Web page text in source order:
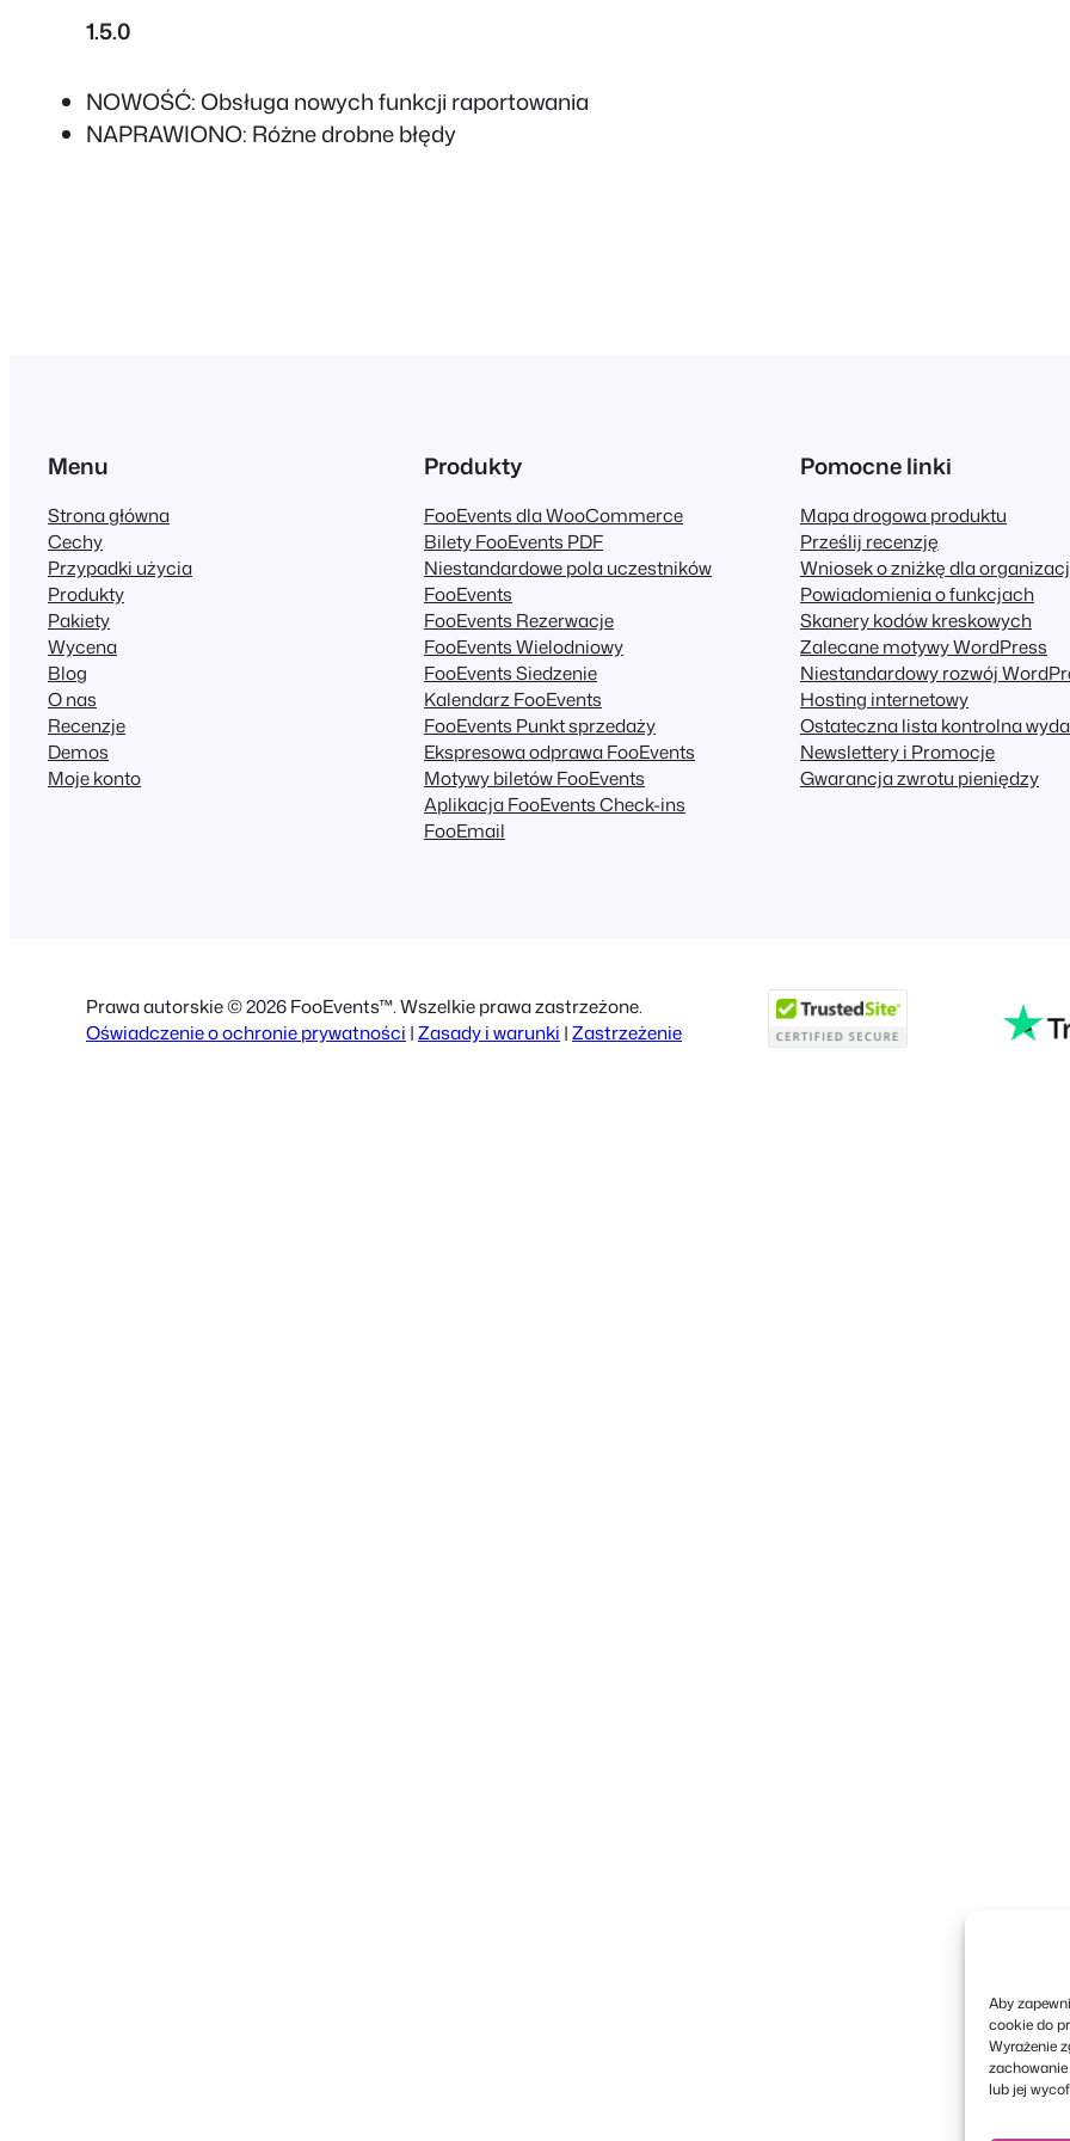
Aby
cookie do
Wyrażenie
lub jej
1.5.0
NOWOŚĆ: Obsługa nowych funkcji raportowania
NAPRAWIONO: Różne drobne błędy
Menu
Strona główna
Cechy
Przypadki użycia
Produkty
Pakiety
Wycena
Blog
O nas
Recenzje
Demos
Moje konto
Produkty
FooEvents dla WooCommerce
Bilety FooEvents PDF
Niestandardowe pola uczestników
FooEvents
FooEvents Rezerwacje
FooEvents Wielodniowy
FooEvents Siedzenie
Kalendarz FooEvents
FooEvents Punkt sprzedaży
Ekspresowa odprawa FooEvents
Motywy biletów FooEvents
Aplikacja FooEvents Check-ins
FooEmail
Pomocne linki
Mapa drogowa produktu
Prześlij recenzję
Wniosek o zniżkę dla
Powiadomienia o funkcjach
Skanery kodów kreskowych
Zalecane motywy WordPress
Niestandardowy rozwój
Hosting internetowy
Ostateczna lista kontrolna
Newslettery i Promocje
Gwarancja zwrotu pieniędzy
Prawa autorskie © 2026 FooEvents™. Wszelkie prawa zastrzeżone.
Oświadczenie o ochronie prywatności |Zasady i warunki |Zastrzeżenie